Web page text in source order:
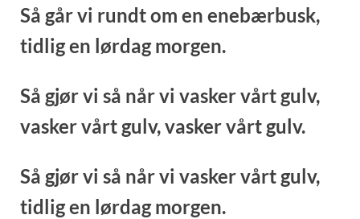
Så går vi rundt om en enebærbusk,
tidlig en lørdag morgen.
Så gjør vi så når vi vasker vårt gulv,
vasker vårt gulv,vasker vårt gulv.
Så gjør vi så når vi vasker vårt gulv,
tidlig en lørdag morgen.